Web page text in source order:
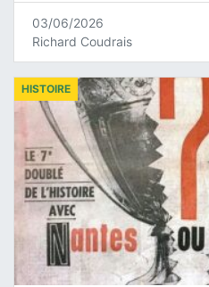
03/06/2026
Richard Coudrais
HISTOIRE